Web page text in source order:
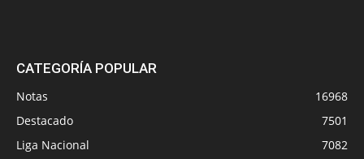
CATEGORÍA POPULAR
Notas
16968
Destacado
7501
Liga Nacional
7082